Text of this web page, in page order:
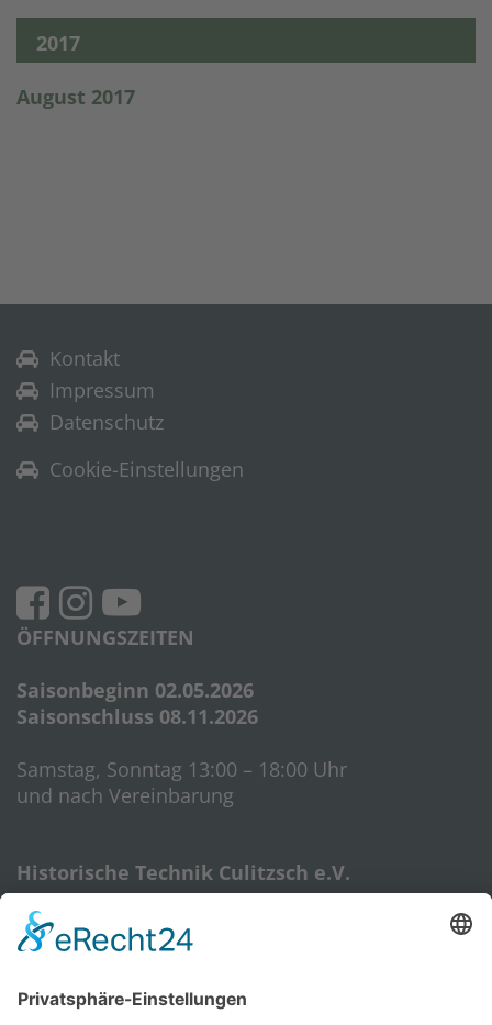
2017
August 2017
Kontakt
Impressum
Datenschutz
Cookie-Einstellungen
ÖFFNUNGSZEITEN
Saisonbeginn 02.05.2026
Saisonschluss 08.11.2026
Samstag, Sonntag 13:00 – 18:00 Uhr
und nach Vereinbarung
Historische Technik Culitzsch e.V.
08112 Wilkau-Haßlau‎
E-Mail:
htcverein@gmail.com